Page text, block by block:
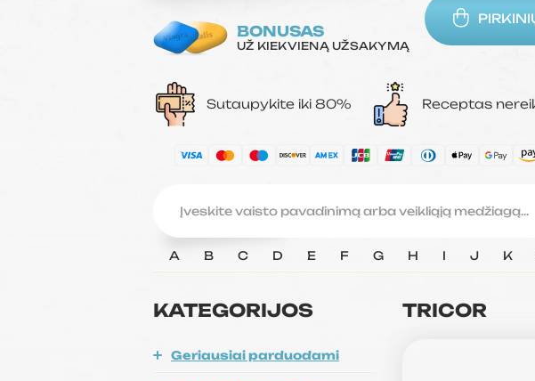
BONUSAS
UŽ KIEKVIENĄ UŽSAKYMĄ
Sutaupykite iki 80% Receptas
A B C D E F G H I J K
KATEGORIJOS
Geriausiai parduodami
TRICOR